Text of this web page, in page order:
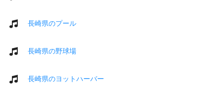
長崎県のプール
長崎県の野球場
長崎県のヨットハーバー